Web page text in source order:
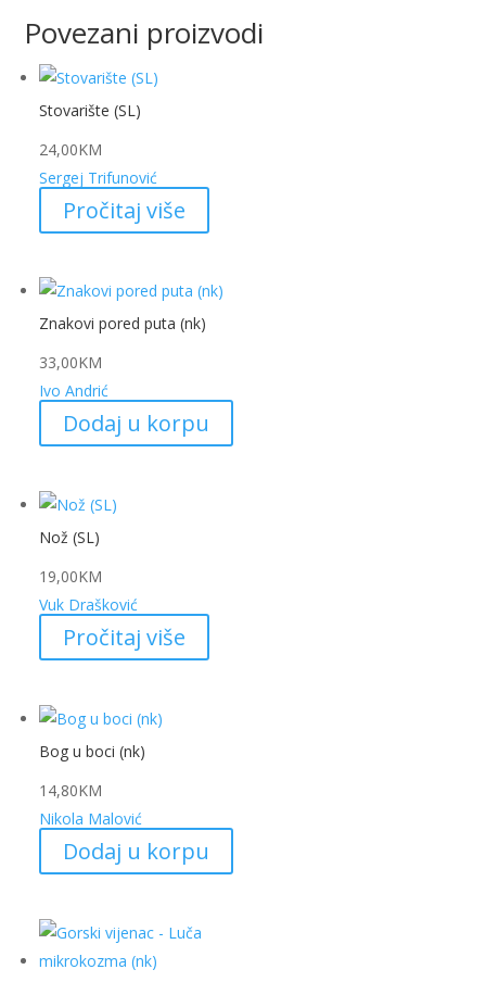
Povezani proizvodi
Stovarište (SL)
24,00KM
Sergej Trifunović
Pročitaj više
Znakovi pored puta (nk)
33,00KM
Ivo Andrić
Dodaj u korpu
Nož (SL)
19,00KM
Vuk Drašković
Pročitaj više
Bog u boci (nk)
14,80KM
Nikola Malović
Dodaj u korpu